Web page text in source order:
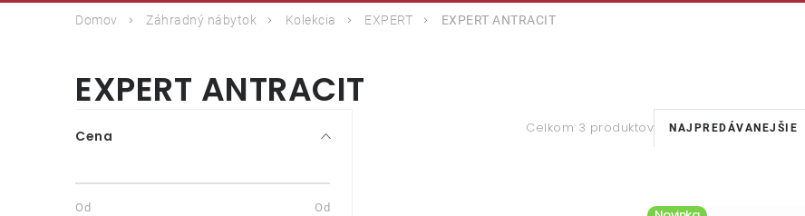
Domov Záhradný nábytok Kolekcia EXPERT EXPERT ANTRACIT
EXPERT ANTRACIT
B
č
Cena Celkom 3 produktovR
a
NAJPREDÁVANEJŠIE